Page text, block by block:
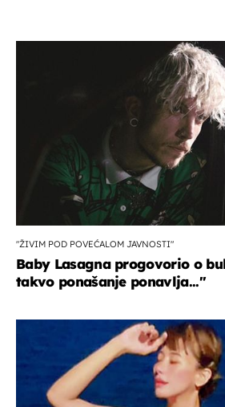
"ŽIVIM POD POVEĆALOM JAVNOSTI"
Baby Lasagna progovorio o
takvo ponašanje ponavlja..."